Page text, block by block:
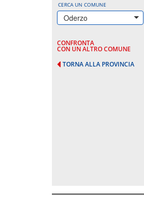
CERCA UN COMUNE
Oderzo
CONFRONTA
CON UN ALTRO COMUNE
TORNA ALLA PROVINCIA